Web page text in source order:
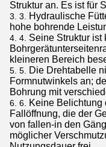
Struktur an. Es ist für
3.
Hydraulische
hohe bohrende
4. Seine Struktur ist
kleineren Bereich
5.
Die Drehtabelle
Formnutwinkels an;
Bohrung mit
6.
Keine Belichtung
Fallöffnung, die der
von fallen-in den
möglicher